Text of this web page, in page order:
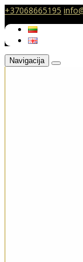
+37068665195
Navigacija